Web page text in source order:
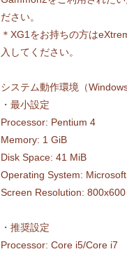
ださい。
＊XG1をお持ちの方は
入してください。
システム動作環境（
・最小設定
Processor: Pentium 4
Memory: 1 GiB
Disk Space: 41 MiB
Operating System:
Screen Resolution: 800x600
・推奨設定
Processor: Core i5/Core i7